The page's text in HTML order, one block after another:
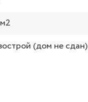
(дом не cдан)